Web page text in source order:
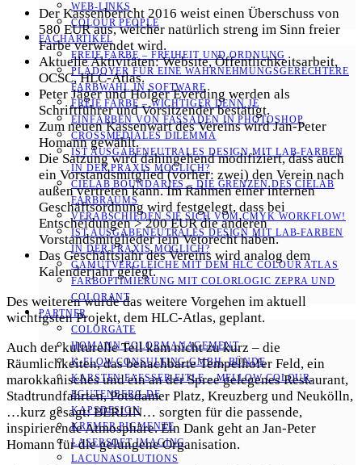
WEB-LINKS
COLOUR PEOPLE
FACHARTIKEL
FREIE FARBE – FREIHEIT UND ORDNUNG
PLÄDOYER FÜR EINE WAHRNEHMUNGS­­GERECHTERE
FARBWAHL IN SOFTWARE
FREIE FARBE – WICHTIGER DENN JE
EINFÄRBEN VON FASSADEN IN PHOTOSHOP
CROSSMEDIALES DILEMMA
IST AUSGABENEUTRALES DESIGN MIT LAB-FARBEN
IN DER PRAXIS MÖGLICH?
CIELAB BOUNDARIES – DIE GRENZEN DES CIELAB
FARBRAUMS
VERABSCHIEDEN SIE SICH VOM CMYK WORKFLOW!
IST AUSGABENEUTRALES DESIGN MIT LAB-FARBEN
IN DER PRAXIS MÖGLICH?
GAMUTVERGLEICHE MIT DEM HLC COLOUR ATLAS
FARBOPTIMIERUNG MIT COLORLOGIC ZEPRA UND
COLORANT
PARTNER
COLORGATE
HOMANN COLORMANAGEMENT
K-FLOW CONSULTING GMBH, BÜNDE
KARSTEN FAESSER-EITLE – MELLOW COLOUR, E
GUTENBERG.DE
KAPSDESIGN
KREMER PIGMENTE
LASERSOFT IMAGING
LACUNASOLUTIONS
Der Kassenbericht 2016 weist einen Überschuss von
580 EUR aus, welcher natürlich streng im Sinn freier
Farbe verwendet wird.
Aktuelle Aktivitäten: Website, Öffentlichkeitsarbeit,
OCSC, HLC-Atlas.
Peter Jäger und Holger Everding werden als
Schriftführer und Vorsitzender bestätigt.
Zum neuen Kassenwart des Vereins wird Jan-Peter
Homann gewählt.
Die Satzung wird dahingehend modifiziert, dass auch
ein Vorstandsmitglied (vorher: zwei) den Verein nach
außen vertreten kann. Im Rahmen einer internen
Geschäftsordnung wird festgelegt, dass bei
Entscheidungen > 200 EUR die anderen
Vorstandsmitglieder iein Vetorecht haben.
Das Geschäftsjahr des Vereins wird analog dem
Kalenderjahr gelegt.
Des weiteren wurde das weitere Vorgehen im aktuell
wichtigsten Projekt, dem HLC-Atlas, geplant.
Auch der kulturelle Teil kam nicht zu kurz – die
Räumlichkeiten, das benachbarte Tempelhofer Feld, ein
marokkanisches und ein an der Spree gelegenes Restaurant,
Stadtrundfahrten, Potsdamer Platz, Kreuzberg und Neukölln,
…kurz gesagt: BERLIN… sorgten für die passende,
inspirierende Atmosphäre. Ein Dank geht an Jan-Peter
Homann für die gelungene Organisation.